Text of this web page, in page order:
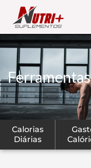
para
o
conteúdo
Calorias
Diárias